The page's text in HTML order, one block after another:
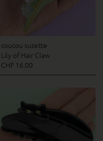
coucou suzette
Lily of Hair Claw
CHF 16.00